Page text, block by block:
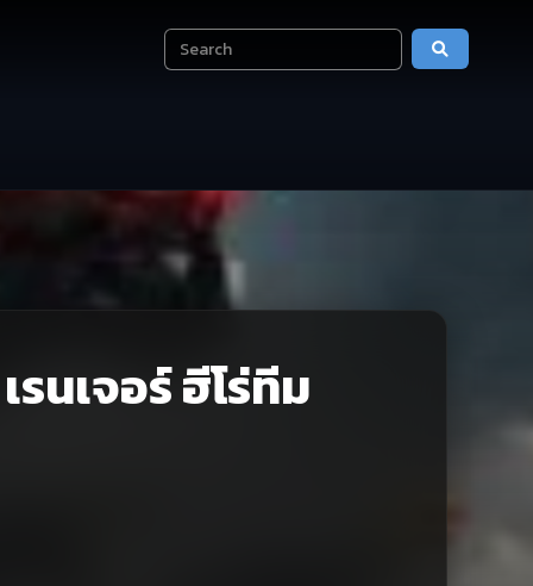
นเจอร์ ฮีโร่ทีม